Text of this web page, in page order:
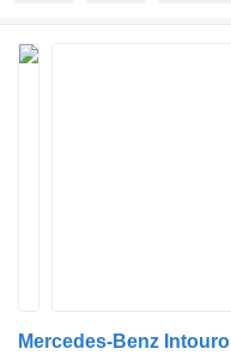
Mercedes-Benz Intouro